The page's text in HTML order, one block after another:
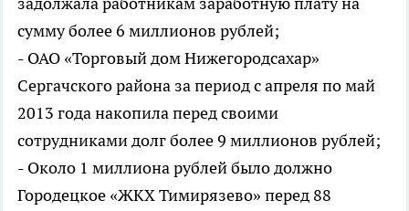
сумму более 6 миллионов рублей;
- ОАО «Торговый дом Нижегородсахар»
Сергачского района за период с апреля по май
2013 года накопила перед своими
сотрудниками долг более 9 миллионов рублей;
- Около 1 миллиона рублей было должно
Городецкое «ЖКХ Тимирязево» перед 88